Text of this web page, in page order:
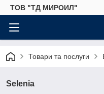
ТОВ "ТД МИРОИЛ"
Товари та послуги
Selenia